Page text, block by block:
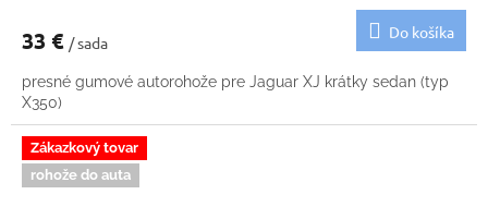
33 € / sada
Do košíka
presné gumové autorohože pre Jaguar XJ krátky sedan (typ
X350)
Zákazkový tovar
rohože do auta